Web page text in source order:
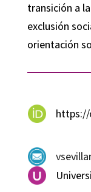
transición a
exclusión
orientación
https://